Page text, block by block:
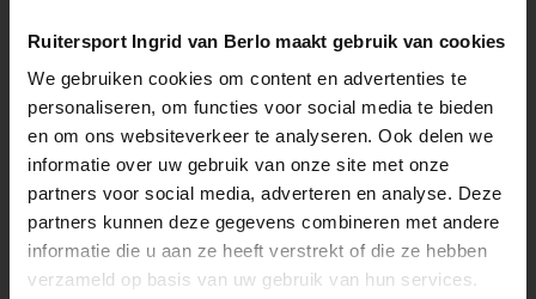
Ruitersport Ingrid van Berlo maakt gebruik van cookies
We gebruiken cookies om content en advertenties te
personaliseren, om functies voor social media te bieden
en om ons websiteverkeer te analyseren. Ook delen we
informatie over uw gebruik van onze site met onze
partners voor social media, adverteren en analyse. Deze
partners kunnen deze gegevens combineren met andere
informatie die u aan ze heeft verstrekt of die ze hebben
verzameld op basis van uw gebruik van hun services.
dat de TRUST Rotterdam onmerkbaar aansluit aan het hoofd.
• In de TRUST Rotterdam zit een subtiel TRUST logo in het kopstuk en
op de frontriem
• De TRUST Rotterdam wordt geleverd in een verpakking van twee
unieke TRUST handdoeken
• De TRUST Rotterdam komt in de combinatie zwart met zilveren
gespen en is ook verkrijgbaar met een wit onderlegde neusriem
MELD JE AAN VOOR
10% KORTING
.